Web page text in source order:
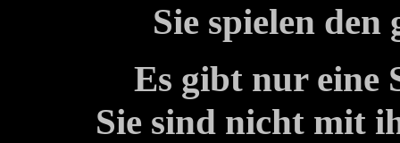
Sie spielen den
Es gibt nur eine
Sie sind nicht mit